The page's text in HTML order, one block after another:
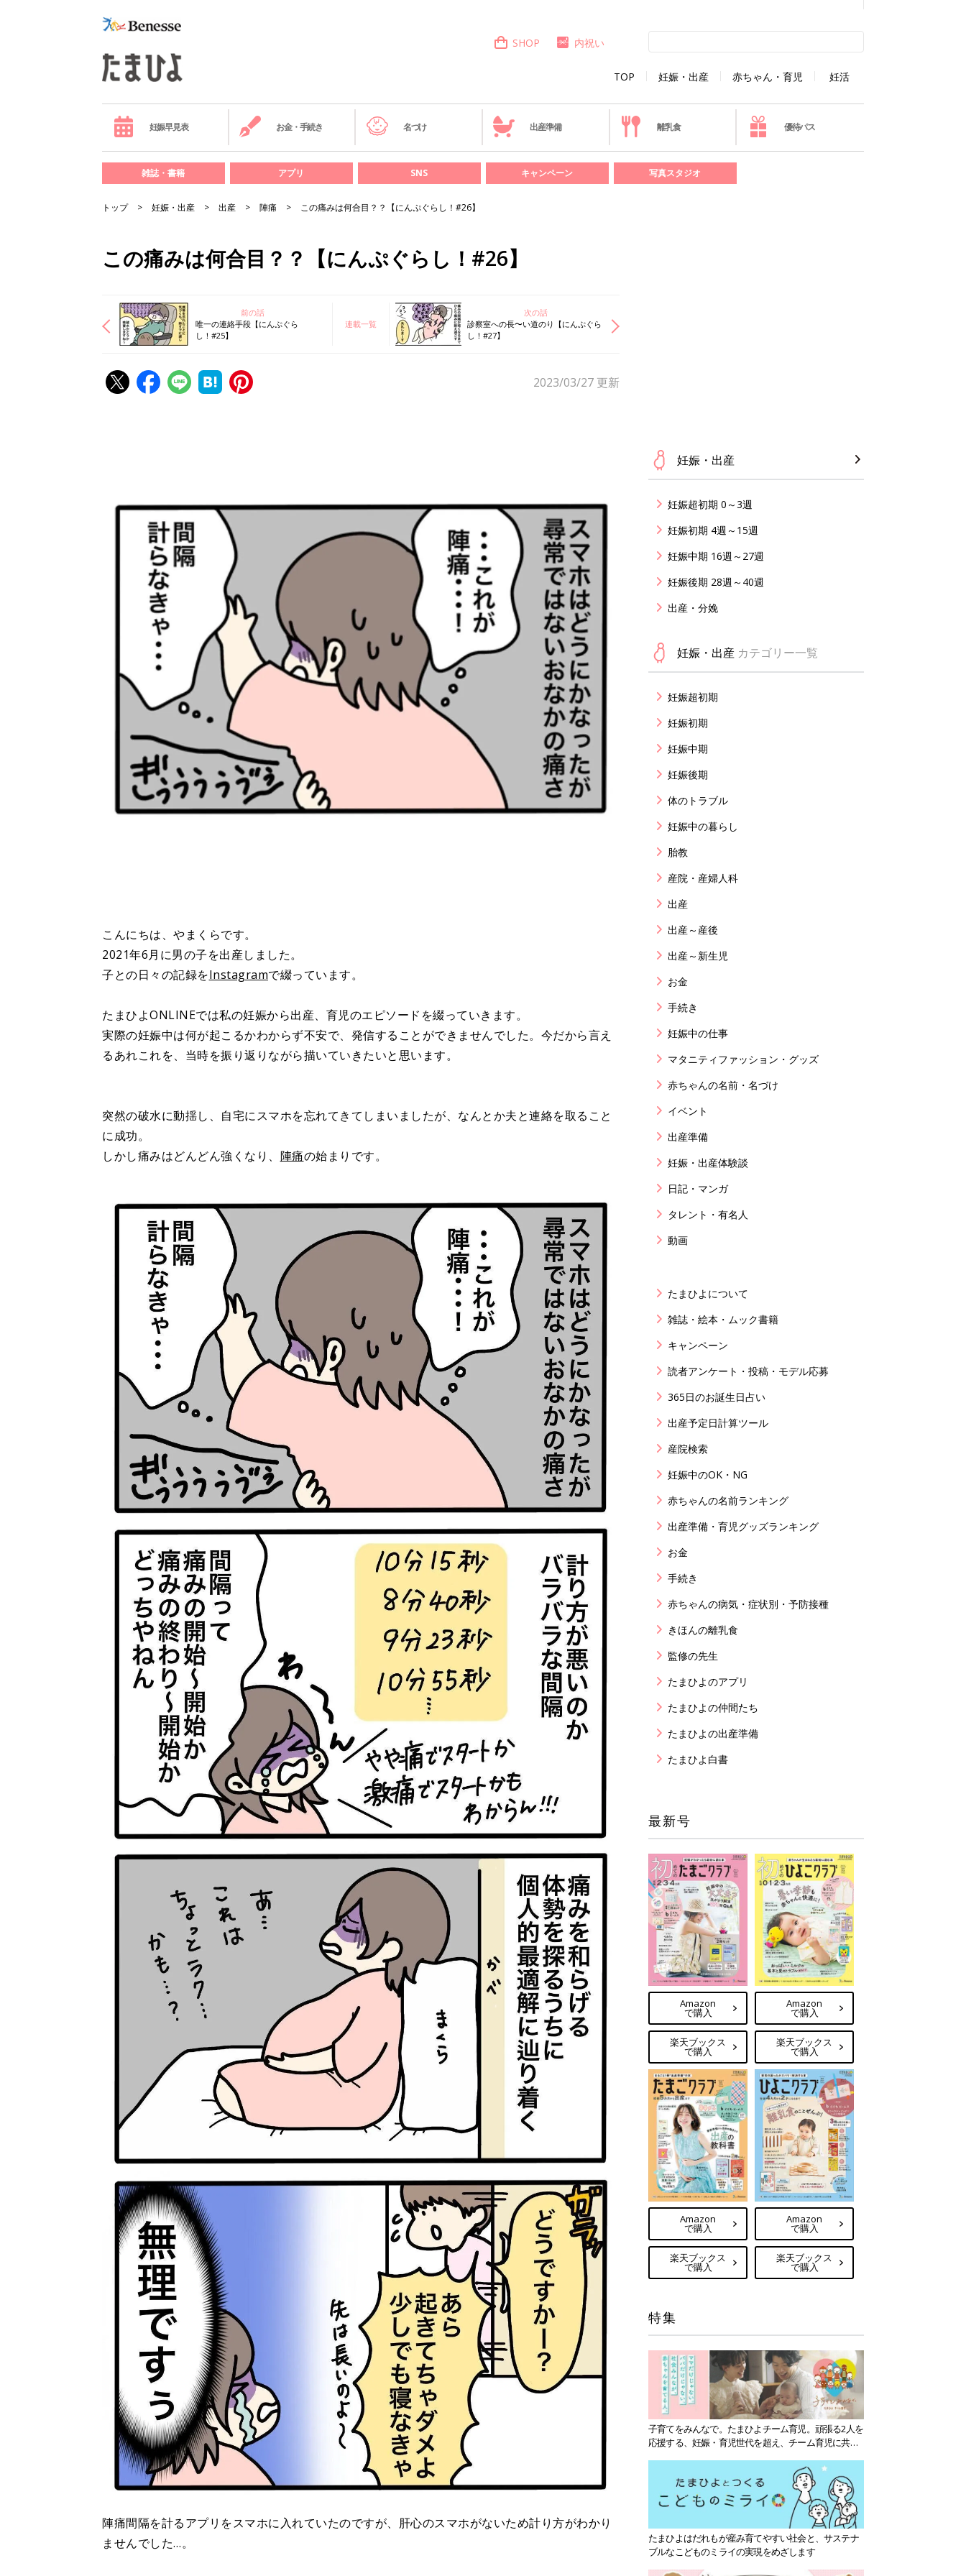
TOP 妊娠・出産 赤ちゃん・育児 妊活
SHOP 内祝い
妊娠早見表 お金・手続き 名づけ 出産準備 離乳食 優待パス
雑誌・書籍 アプリ SNS キャンペーン 写真スタジオ
トップ 妊娠・出産 出産 陣痛 この痛みは何合目？？【にんぷぐらし！#26】
この痛みは何合目？？【にんぷぐらし！#26】
前の話
唯一の連絡手段【にんぷぐら
し！#25】
連載一覧
次の話
診察室への長〜い道のり【にんぷぐら
し！#27】
2023/03/27 更新
こんにちは、やまくらです。
2021年6月に男の子を出産しました。
子との日々の記録をInstagramで綴っています。
たまひよONLINEでは私の妊娠から出産、育児のエピソードを綴っていきます。
実際の妊娠中は何が起こるかわからず不安で、発信することができませんでした。今だから言え
るあれこれを、当時を振り返りながら描いていきたいと思います。
突然の破水に動揺し、自宅にスマホを忘れてきてしまいましたが、なんとか夫と連絡を取ること
に成功。
しかし痛みはどんどん強くなり、 陣痛の始まりです。
陣痛間隔を計るアプリをスマホに入れていたのですが、肝心のスマホがないため計り方がわかり
ませんでした…。
妊娠・出産
妊娠超初期 0～3週
妊娠初期 4週～15週
妊娠中期 16週～27週
妊娠後期 28週～40週
出産・分娩
妊娠・出産 カテゴリー一覧
妊娠超初期
妊娠初期
妊娠中期
妊娠後期
体のトラブル
妊娠中の暮らし
胎教
産院・産婦人科
出産
出産～産後
出産～新生児
お金
手続き
妊娠中の仕事
マタニティファッション・グッズ
赤ちゃんの名前・名づけ
イベント
出産準備
妊娠・出産体験談
日記・マンガ
タレント・有名人
動画
たまひよについて
雑誌・絵本・ムック書籍
キャンペーン
読者アンケート・投稿・モデル応募
365日のお誕生日占い
出産予定日計算ツール
産院検索
妊娠中のOK・NG
赤ちゃんの名前ランキング
出産準備・育児グッズランキング
お金
手続き
赤ちゃんの病気・症状別・予防接種
きほんの離乳食
監修の先生
たまひよのアプリ
たまひよの仲間たち
たまひよの出産準備
たまひよ白書
最新号
Amazon
で購入
楽天ブックス
で購入
Amazon
で購入
楽天ブックス
で購入
Amazon
で購入
楽天ブックス
で購入
Amazon
で購入
楽天ブックス
で購入
特集
子育てをみんなで。たまひよチーム育児。頑張る2人を
応援する、妊娠・育児世代を超え、チーム育児に共感
たまひよはだれもが産み育てやすい社会と、サステナ
ブルなこどものミライの実現をめざします